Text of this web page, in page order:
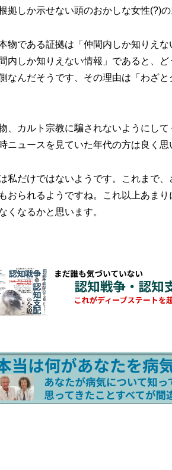
拠しか示せない頭のおかしな女性(?)の
物である証拠は「仲間内しか知りえ
内しか知りえない情報」であると、
なんだそうです、その理由は「わざ
、カルト宗教に騙されないようにし
ニュースを見ていた年代の方は良く思
私だけではないようです。これまで
おられるようですね。これ以上あま
くなるかと思います。